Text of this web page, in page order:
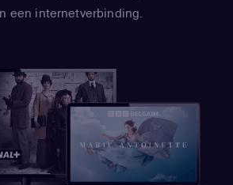
een internetverbinding.